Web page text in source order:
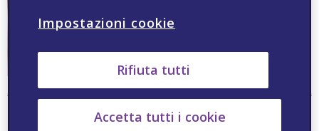
ultraprocessati e il rischio di
ipertensione aumentato.
Leggi
Tenere sotto controllo il colesterolo lipoproteico a
bassa e ad alta densità: un’arma contro la demenza
Impostazioni cookie
Rifiuta tutti
Accetta tutti i cookie